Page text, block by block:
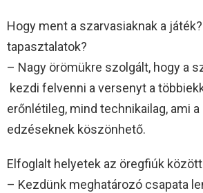
Hogy ment a szarvasiaknak a
tapasztalatok?
– Nagy örömükre szolgált, hogy a
kezdi felvenni a versenyt a
erőnlétileg, mind technikailag, ami
edzéseknek köszönhető.
Elfoglalt helyetek az öregfiúk
– Kezdünk meghatározó csapata